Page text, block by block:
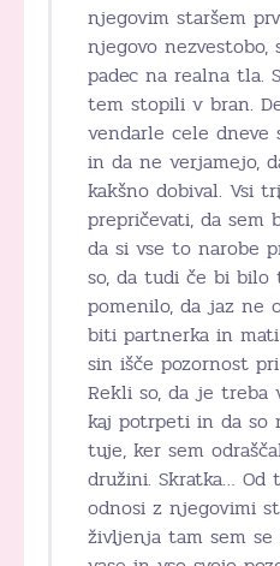
njegovim staršem
njegovo nezvestobo,
padec na realna tla.
tem stopili v bran.
vendarle cele dneve
in da ne verjamejo,
kakšno dobival. Vsi
prepričevati, da sem
da si vse to narobe
so, da tudi če bi
pomenilo, da jaz ne
biti partnerka in
sin išče pozornost
Rekli so, da je
kaj potrpeti in da so
tuje, ker sem
družini. Skratka…
odnosi z njegovimi
življenja tam sem